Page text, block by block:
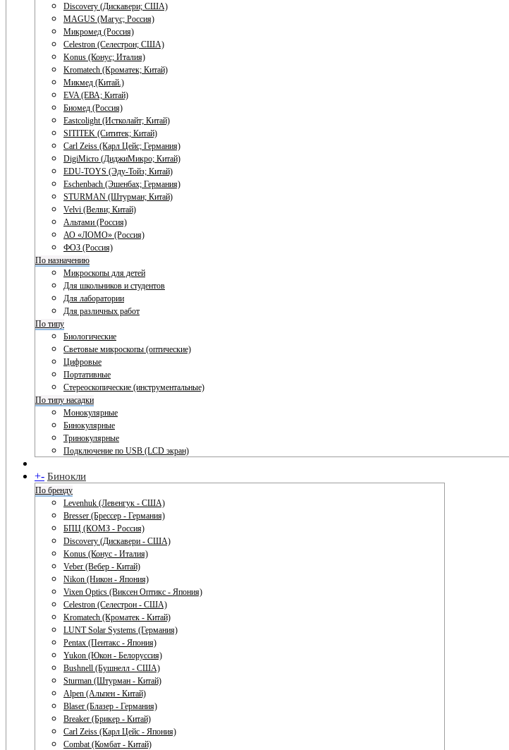
Discovery (Дискавери; США)
MAGUS (Магус; Россия)
Микромед (Россия)
Celestron (Селестрон; США)
Konus (Конус; Италия)
Kromatech (Кроматек; Китай)
Микмед (Китай.)
EVA (ЕВА; Китай)
Биомед (Россия)
Eastcolight (Истколайт; Китай)
SITITEK (Сититек; Китай)
Carl Zeiss (Карл Цейс; Германия)
DigiMicro (ДиджиМикро; Китай)
EDU-TOYS (Эду-Тойз; Китай)
Eschenbach (Эшенбах; Германия)
STURMAN (Штурман; Китай)
Velvi (Велви; Китай)
Альтами (Россия)
АО «ЛОМО» (Россия)
ФОЗ (Россия)
По назначению
Микроскопы для детей
Для школьников и студентов
Для лаборатории
Для различных работ
По типу
Биологические
Световые микроскопы (оптические)
Цифровые
Портативные
Стереоскопические (инструментальные)
По типу насадки
Монокулярные
Бинокулярные
Тринокулярные
Подключение по USB (LCD экран)
+- Бинокли
По бренду
Levenhuk (Левенгук - США)
Bresser (Брессер - Германия)
БПЦ (КОМЗ - Россия)
Discovery (Дискавери - США)
Konus (Конус - Италия)
Veber (Вебер - Китай)
Nikon (Никон - Япония)
Vixen Optics (Виксен Оптикс - Япония)
Celestron (Селестрон - США)
Kromatech (Кроматек - Китай)
LUNT Solar Systems (Германия)
Pentax (Пентакс - Япония)
Yukon (Юкон - Белоруссия)
Bushnell (Бушнелл - США)
Sturman (Штурман - Китай)
Alpen (Альпен - Китай)
Blaser (Блазер - Германия)
Breaker (Брикер - Китай)
Carl Zeiss (Карл Цейс - Япония)
Combat (Комбат - Китай)